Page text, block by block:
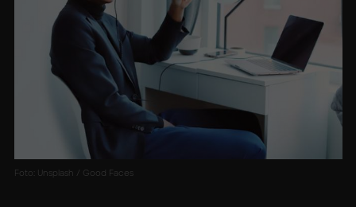
Foto: Unsplash / Good Faces